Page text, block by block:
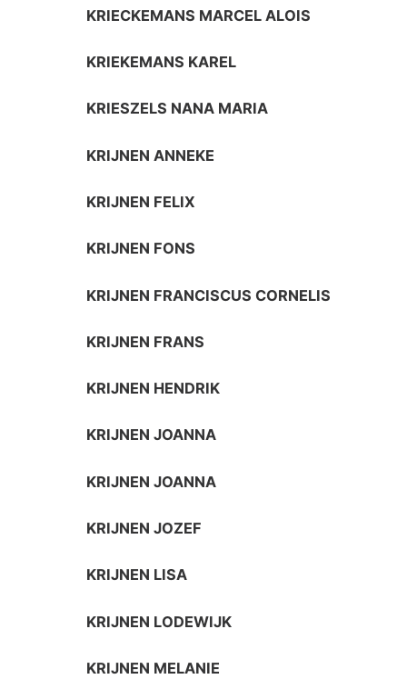
KRIECKEMANS MARCEL ALOIS
KRIEKEMANS KAREL
KRIESZELS NANA MARIA
KRIJNEN ANNEKE
KRIJNEN FELIX
KRIJNEN FONS
KRIJNEN FRANCISCUS CORNELIS
KRIJNEN FRANS
KRIJNEN HENDRIK
KRIJNEN JOANNA
KRIJNEN JOANNA
KRIJNEN JOZEF
KRIJNEN LISA
KRIJNEN LODEWIJK
KRIJNEN MELANIE